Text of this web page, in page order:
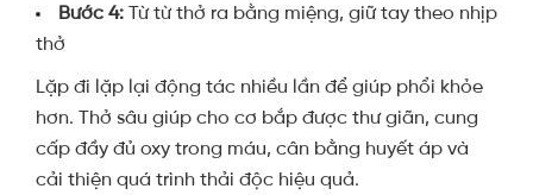
Bước 4: Từ từ thở ra bằng miệng, giữ tay theo nhịp
thở
Lặp đi lặp lại động tác nhiều lần để giúp phổi khỏe
hơn. Thở sâu giúp cho cơ bắp được thư giãn, cung
cấp đầy đủ oxy trong máu, cân bằng huyết áp và
cải thiện quá trình thải độc hiệu quả.